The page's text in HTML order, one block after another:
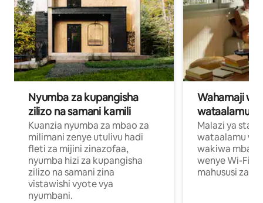
Nyumba za kupangisha
zilizo na samani kamili
Kuanzia nyumba za mbao za
milimani zenye utulivu hadi
fleti za mijini zinazofaa,
nyumba hizi za kupangisha
zilizo na samani zina
vistawishi vyote vya
nyumbani.
Wahamaji
wataalamu
Malazi ya
wataalamu
wakiwa mbali
wenye Wi-Fi
mahususi za